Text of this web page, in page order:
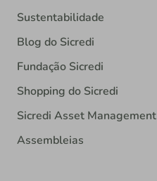
Sustentabilidade
Blog do Sicredi
Fundação Sicredi
Shopping do Sicredi
Sicredi Asset Management
Assembleias